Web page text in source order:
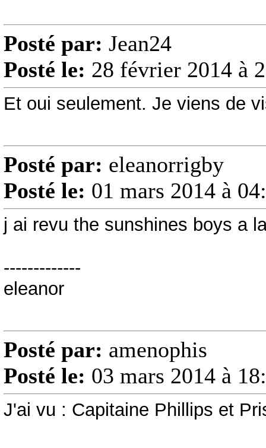
Posté par: Jean24
Posté le: 28 février 2014 à
Et oui seulement. Je viens de
Posté par: eleanorrigby
Posté le: 01 mars 2014 à
j ai revu the sunshines boys a
-------------
eleanor
Posté par: amenophis
Posté le: 03 mars 2014 à
J'ai vu : Capitaine Phillips et